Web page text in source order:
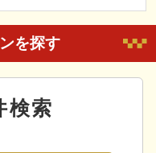
を探す
検索